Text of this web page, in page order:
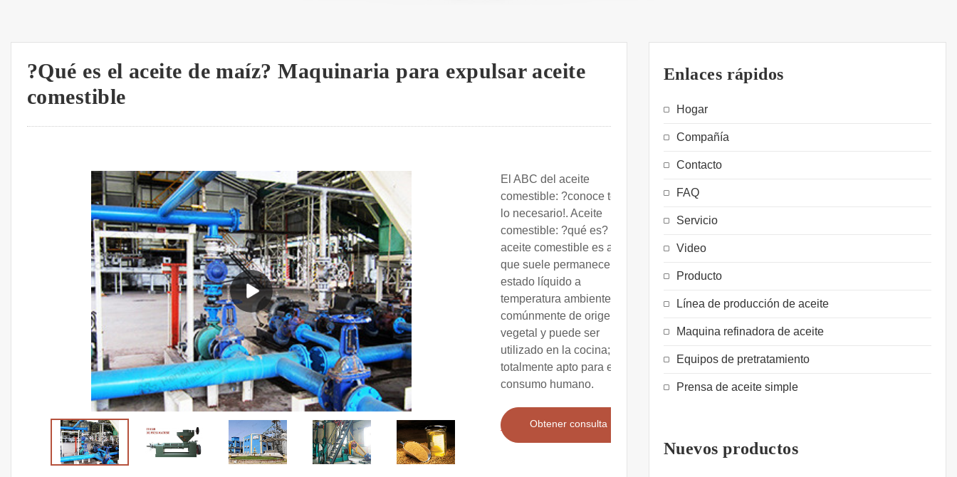
?Qué es el aceite de maíz? Maquinaria para expulsar aceite
comestible
El ABC del aceite
comestible: ?conoce todo
lo necesario!. Aceite
comestible: ?qué es? El
aceite comestible es aquel
que suele permanecer en
estado líquido a
temperatura ambiente,
comúnmente de origen
vegetal y puede ser
utilizado en la cocina;
totalmente apto para el
consumo humano.
Obtener consulta
Enlaces rápidos
Hogar
Compañía
Contacto
FAQ
Servicio
Video
Producto
Línea de producción de aceite
Maquina refinadora de aceite
Equipos de pretratamiento
Prensa de aceite simple
Nuevos productos